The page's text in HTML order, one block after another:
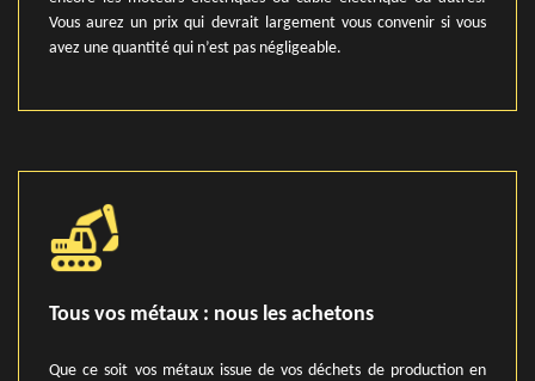
Vous aurez un prix qui devrait largement vous convenir si vous
avez une quantité qui n’est pas négligeable.
Tous vos métaux : nous les achetons
Que ce soit vos métaux issue de vos déchets de production en